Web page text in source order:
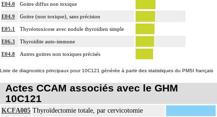
E04.0 Goitre diffus non toxique
E04.9 Goitre (non toxique), sans précision
E05.1 Thyréotoxicose avec nodule thyroïdien simple
E06.3 Thyroïdite auto-immune
E04.8 Autres goitres non toxiques précisés
Liste de diagnostics principaux pour 10C121 générée à partir des statistiques du PMSI français
Actes CCAM associés avec le GHM
10C121
KCFA005 Thyroïdectomie totale, par cervicotomie